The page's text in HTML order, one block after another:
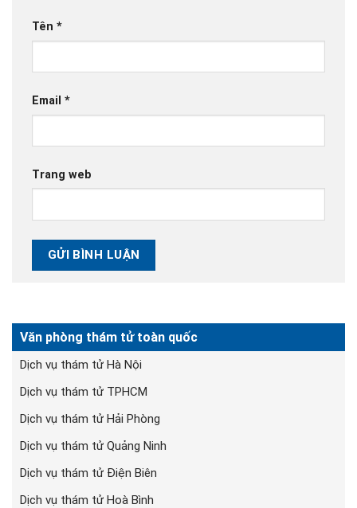
Văn phòng thám tử toàn quốc
Dịch vụ thám tử Hà Nội
Dịch vụ thám tử TPHCM
Dịch vụ thám tử Hải Phòng
Dịch vụ thám tử Quảng Ninh
Dịch vụ thám tử Điện Biên
Dịch vụ thám tử Hoà Bình
Tên *
Email *
Trang web